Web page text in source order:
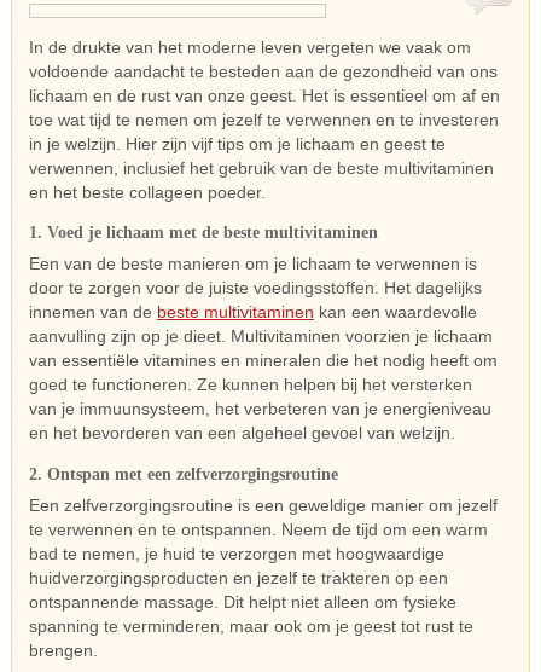
In de drukte van het moderne leven vergeten we vaak om
voldoende aandacht te besteden aan de gezondheid van ons
lichaam en de rust van onze geest. Het is essentieel om af en
toe wat tijd te nemen om jezelf te verwennen en te investeren
in je welzijn. Hier zijn vijf tips om je lichaam en geest te
verwennen, inclusief het gebruik van de beste multivitaminen
en het beste collageen poeder.
1. Voed je lichaam met de beste multivitaminen
Een van de beste manieren om je lichaam te verwennen is
door te zorgen voor de juiste voedingsstoffen. Het dagelijks
innemen van de beste multivitaminen kan een waardevolle
aanvulling zijn op je dieet. Multivitaminen voorzien je lichaam
van essentiële vitamines en mineralen die het nodig heeft om
goed te functioneren. Ze kunnen helpen bij het versterken
van je immuunsysteem, het verbeteren van je energieniveau
en het bevorderen van een algeheel gevoel van welzijn.
2. Ontspan met een zelfverzorgingsroutine
Een zelfverzorgingsroutine is een geweldige manier om jezelf
te verwennen en te ontspannen. Neem de tijd om een warm
bad te nemen, je huid te verzorgen met hoogwaardige
huidverzorgingsproducten en jezelf te trakteren op een
ontspannende massage. Dit helpt niet alleen om fysieke
spanning te verminderen, maar ook om je geest tot rust te
brengen.